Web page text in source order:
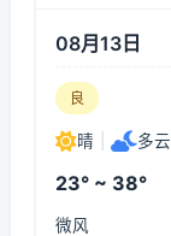
08月13日
良
晴 多云
23° ~ 38°
微风